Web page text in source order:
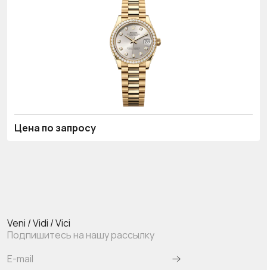
Цена по запросу
Veni / Vidi / Vici
Подпишитесь на нашу рассылку